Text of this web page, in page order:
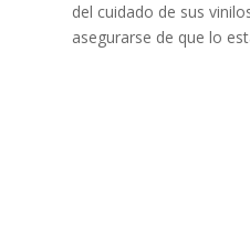
del cuidado de sus
asegurarse de que lo